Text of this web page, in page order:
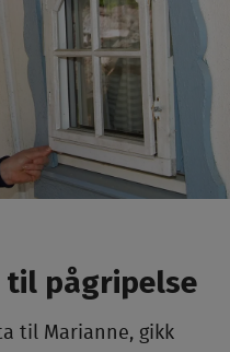
pågripelse
til Marianne, gikk